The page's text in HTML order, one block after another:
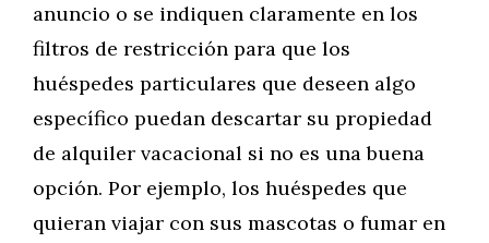
anuncio o se indiquen claramente en los
filtros de restricción para que los
huéspedes particulares que deseen algo
específico puedan descartar su propiedad
de alquiler vacacional si no es una buena
opción. Por ejemplo, los huéspedes que
quieran viajar con sus mascotas o fumar en